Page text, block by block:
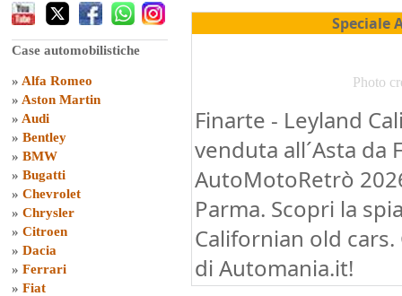
Case automobilistiche
» Alfa Romeo
» Aston Martin
» Audi
» Bentley
» BMW
» Bugatti
» Chevrolet
» Chrysler
» Citroen
» Dacia
» Ferrari
» Fiat
Speciale
Photo
Finarte - Leyland
venduta all´Asta da
AutoMotoRetrò
Parma. Scopri la
Californian old
di Automania.it!